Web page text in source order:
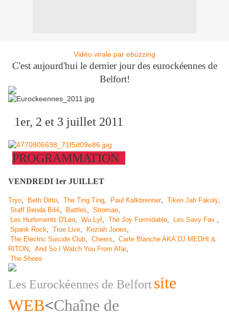
Vidéo virale par ebuzzing
C'est aujourd'hui le dernier jour des eurockéennes de
Belfort!
1er, 2 et 3 juillet 2011
PROGRAMMATION
VENDREDI 1er JUILLET
Tryo Beth Ditto The Ting Ting Paul Kalkbrenner, Tiken Jah Fakoly
Staff Benda Bilili Battles Stromae
Les Hurlements D'Léo Wu Lyf The Joy Formidable Les Savy Fav
Spank Rock True Live Keziah Jones
The Electric Suicide Club
Cheers
Carte Blanche AKA DJ MEDHI &
RITON
And So I Watch You From Afar,
The Shoes
Les Eurockéennes de Belfort site
WEB<Chaîne de